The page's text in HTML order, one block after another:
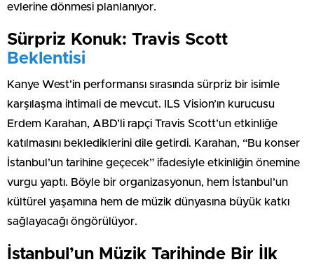
evlerine dönmesi planlanıyor.
Sürpriz Konuk: Travis Scott
Beklentisi
Kanye West’in performansı sırasında sürpriz bir isimle
karşılaşma ihtimali de mevcut. ILS Vision’ın kurucusu
Erdem Karahan, ABD’li rapçi Travis Scott’un etkinliğe
katılmasını beklediklerini dile getirdi. Karahan, “Bu konser
İstanbul’un tarihine geçecek” ifadesiyle etkinliğin önemine
vurgu yaptı. Böyle bir organizasyonun, hem İstanbul’un
kültürel yaşamına hem de müzik dünyasına büyük katkı
sağlayacağı öngörülüyor.
İstanbul’un Müzik Tarihinde Bir İlk